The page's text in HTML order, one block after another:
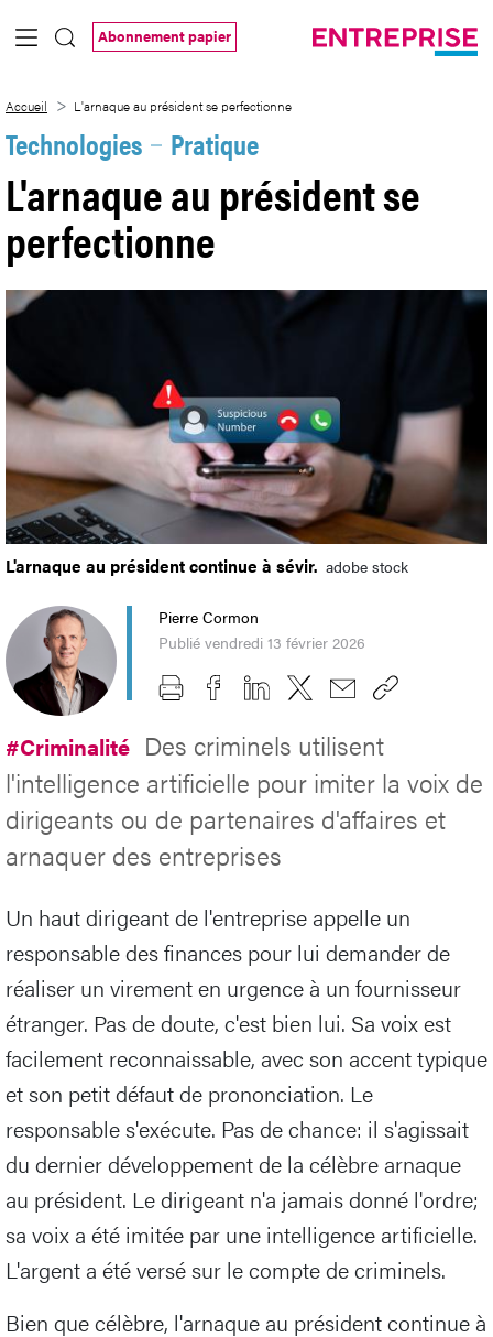
Saut au contenu principal
Abonnement papier
Accueil L'arnaque au président se perfectionne
Technologies Pratique
L'arnaque au président se
perfectionne
L'arnaque au président continue à sévir. adobe stock
Pierre Cormon
Publié vendredi 13 février 2026
#Criminalité Des criminels utilisent
l'intelligence artificielle pour imiter la voix de
dirigeants ou de partenaires d'affaires et
arnaquer des entreprises
Un haut dirigeant de l'entreprise appelle un
responsable des finances pour lui demander de
réaliser un virement en urgence à un fournisseur
étranger. Pas de doute, c'est bien lui. Sa voix est
facilement reconnaissable, avec son accent typique
et son petit défaut de prononciation. Le
responsable s'exécute. Pas de chance: il s'agissait
du dernier développement de la célèbre arnaque
au président. Le dirigeant n'a jamais donné l'ordre;
sa voix a été imitée par une intelligence artificielle.
L'argent a été versé sur le compte de criminels.
Bien que célèbre, l'arnaque au président continue à